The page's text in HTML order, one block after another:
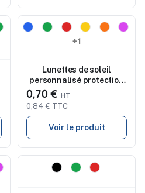
Nouveau
+1
Lunettes de soleil
personnalisé protection
UV400 Nival
0,70 €
0,84 € TTC
Voir le produit
Nouveau